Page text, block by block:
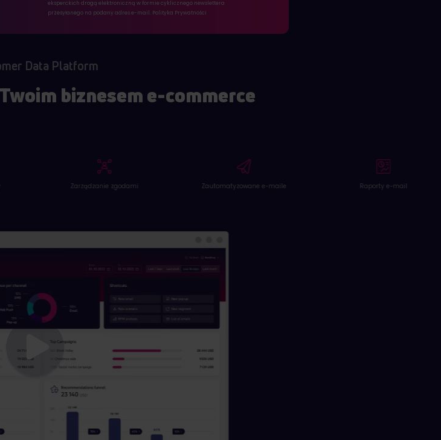
eksperckich drogą elektroniczną w formie cyklicznego newslettera
przesyłanego na podany adres e-mail. Polityka Prywatności
Data Platform
biznesem e-commerce
Zautomatyzowane e-maile Raporty e-mail
Wysoka dostarczalność